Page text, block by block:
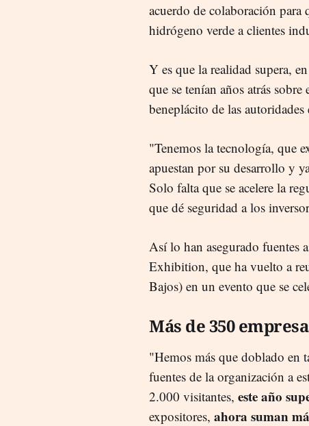
acuerdo de colaboración para
hidrógeno verde a clientes
Y es que la realidad supera,
que se tenían años atrás
beneplácito de las autoridades
"Tenemos la tecnología, que
apuestan por su desarrollo y
Solo falta que se acelere la
que dé seguridad a los
Así lo han asegurado
Exhibition, que ha vuelto a
Bajos) en un evento que se
Más de 350
"Hemos más que doblado en
fuentes de la organización a
2.000 visitantes, este año
expositores, ahora suman